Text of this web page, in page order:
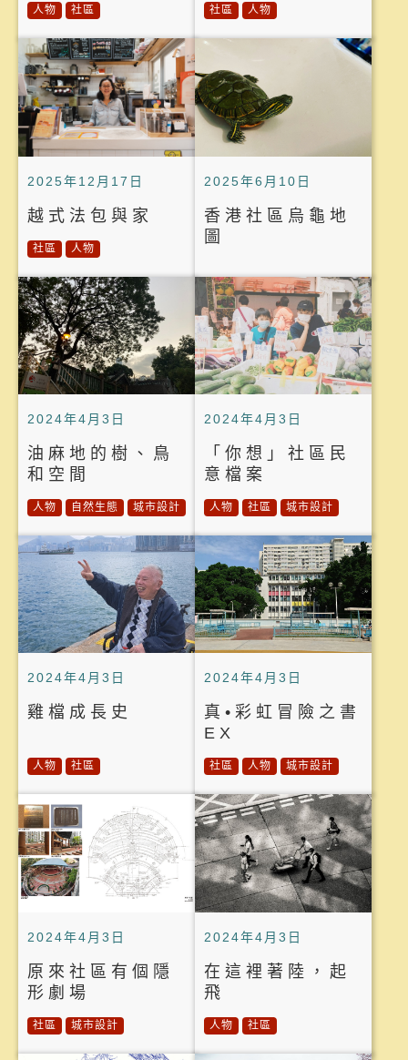
人物 社區 社區 人物
2025年12月17日
越式法包與家
社區 人物
2025年6月10日
香港社區烏龜地
圖
2024年4月3日
油麻地的樹、鳥
和空間
人物 自然生態 城市設計
2024年4月3日
「你想」社區民
意檔案
人物 社區 城市設計
2024年4月3日
雞檔成長史
人物 社區
2024年4月3日
真•彩虹冒險之書
EX
社區 人物 城市設計
2024年4月3日
原來社區有個隱
形劇場
社區 城市設計
2024年4月3日
在這裡著陸，起
飛
人物 社區